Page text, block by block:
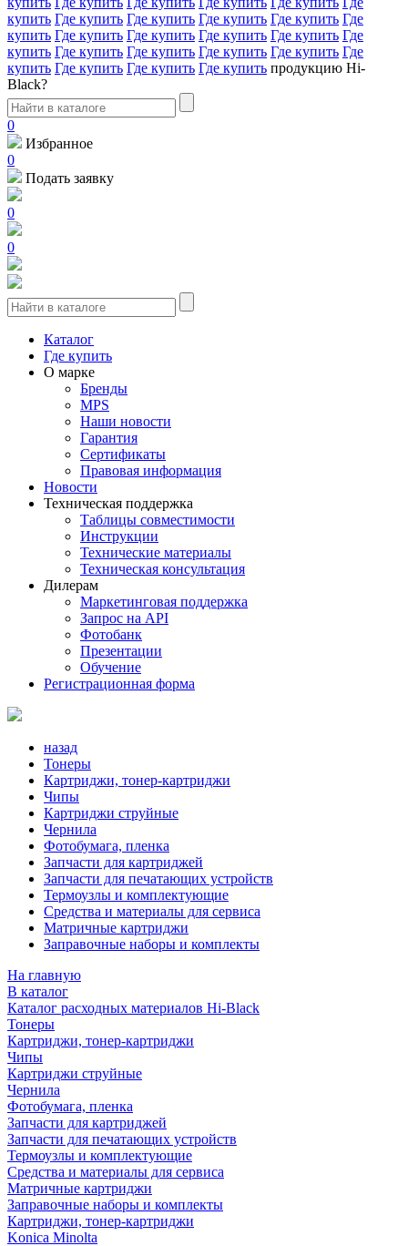
купить Где купить Где купить Где купить Где купить Где
купить Где купить Где купить Где купить Где купить Где
купить Где купить Где купить Где купить Где купить Где
купить Где купить Где купить Где купить продукцию Hi-
Black?
0
Избранное
0
Подать заявку
0
0
Каталог
Где купить
О марке
Бренды
MPS
Наши новости
Гарантия
Сертификаты
Правовая информация
Новости
Техническая поддержка
Таблицы совместимости
Инструкции
Технические материалы
Техническая консультация
Дилерам
Маркетинговая поддержка
Запрос на API
Фотобанк
Презентации
Обучение
Регистрационная форма
назад
Тонеры
Картриджи, тонер-картриджи
Чипы
Картриджи струйные
Чернила
Фотобумага, пленка
Запчасти для картриджей
Запчасти для печатающих устройств
Термоузлы и комплектующие
Средства и материалы для сервиса
Матричные картриджи
Заправочные наборы и комплекты
На главную
В каталог
Каталог расходных материалов Hi-Black
Тонеры
Картриджи, тонер-картриджи
Чипы
Картриджи струйные
Чернила
Фотобумага, пленка
Запчасти для картриджей
Запчасти для печатающих устройств
Термоузлы и комплектующие
Средства и материалы для сервиса
Матричные картриджи
Заправочные наборы и комплекты
Картриджи, тонер-картриджи
Konica Minolta